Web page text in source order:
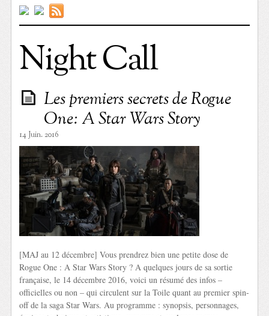
Night Call
Les premiers secrets de Rogue
One: A Star Wars Story
14 Juin. 2016
[MAJ au 12 décembre] Vous prendrez bien une petite dose de
Rogue One : A Star Wars Story ? A quelques jours de sa sortie
française, le 14 décembre 2016, voici un résumé des infos –
officielles ou non – qui circulent sur la Toile quant au premier spin-
off de la saga Star Wars. Au programme : synopsis, personnages,